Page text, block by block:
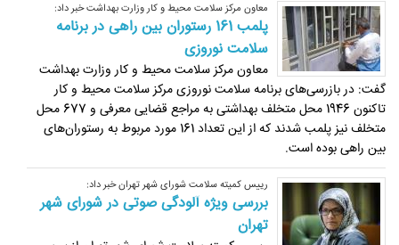
معاون مرکز سلامت محیط و کار وزارت بهداشت خبر داد:
پلمب 161 رستوران بین راهی در برنامه
سلامت نوروزی
معاون مرکز سلامت محیط و کار وزارت بهداشت
گفت: در بازرسی‌های برنامه سلامت نوروزی مرکز سلامت محیط و کار
تاکنون 1946 محل متخلف بهداشتی به مراجع قضایی معرفی و 677 محل
متخلف نیز پلمب شدند که از این تعداد 161 مورد مربوط به رستوران‌های
بین راهی بوده است.
رییس کمیته سلامت شورای شهر تهران خبر داد:
بررسی ویژه آلودگی صوتی در شورای شهر
تهران